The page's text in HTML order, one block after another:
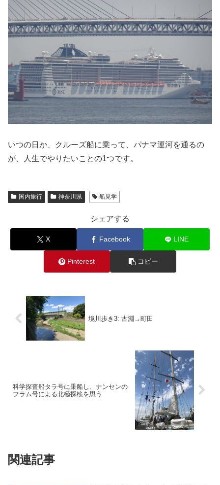
いつの日か、クルーズ船に乗って、パナマ運河を通るの
が、人生でやりたいことの1つです。
国内旅行 神奈川県 船見学
シェアする
X Facebook LINE
Pinterest コピー
境川歩き3: 古淵→町田
科学探査船タラ号に乗船し、ナンセンの
フラム号による北極探検を思う
関連記事